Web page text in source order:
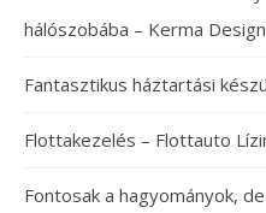
hálószobába – Kerma Design
Fantasztikus háztartási
Flottakezelés – Flottauto
Fontosak a hagyományok,